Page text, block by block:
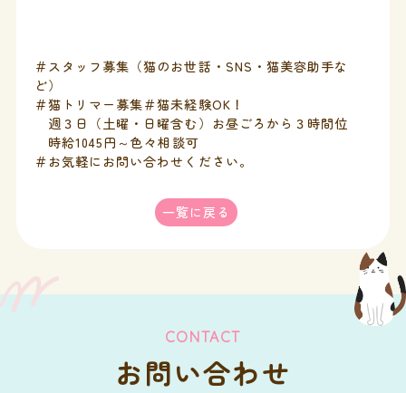
＃スタッフ募集（猫のお世話・SNS・猫美容助手な
ど）
＃猫トリマー募集＃猫未経験OK！
週３日（土曜・日曜含む）お昼ごろから３時間位
時給1045円～色々相談可
＃お気軽にお問い合わせください。
一覧に戻る
CONTACT
お問い合わせ